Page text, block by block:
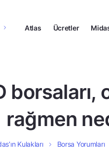
Atlas Ücretler
rağmen
Kulakları Borsa Yorumları